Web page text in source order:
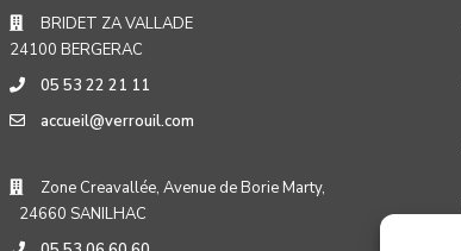
BRIDET ZA VALLADE
24100 BERGERAC
05 53 22 21 11
accueil@verrouil.com
Zone Creavallée, Avenue de Borie Marty,
24660 SANILHAC